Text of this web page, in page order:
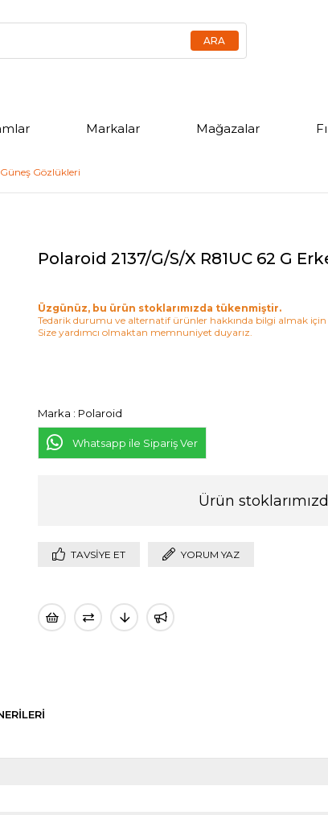
Markalar Mağazalar
Gözlükleri
Polaroid 2137/G/S/X R81UC 62 G
Üzgünüz, bu ürün stoklarımızda tükenmiştir.
Tedarik durumu ve alternatif ürünler hakkında bilgi almak
Size yardımcı olmaktan memnuniyet duyarız.
Marka : Polaroid
Whatsapp ile Sipariş Ver
Ürün
TAVSIYE ET YORUM YAZ